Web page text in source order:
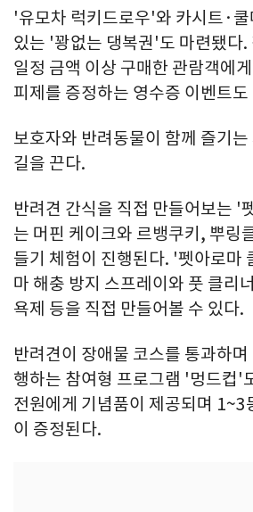
'유모차 럭키드로우'와 카시트·쿨
있는 '꽝없는 댕복권'도 마련됐다.
일정 금액 이상 구매한 관람객에
피제를 증정하는 영수증 이벤트
보호자와 반려동물이 함께 즐기
길을 끈다.
반려견 간식을 직접 만들어보는 '
는 머핀 케이크와 르뱅쿠키, 뿌링
들기 체험이 진행된다. '펫아로마
마 해충 방지 스프레이와 풋 클리
욕제 등을 직접 만들어볼 수 있다.
반려견이 장애물 코스를 통과하
행하는 참여형 프로그램 '멍드컵'
전원에게 기념품이 제공되며 1~3
이 증정된다.